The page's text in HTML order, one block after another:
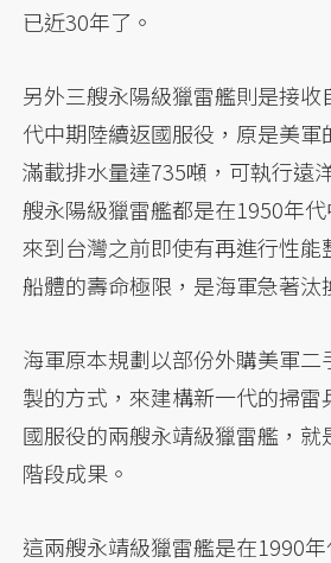
已近30年了。
另外三艘永陽級獵雷艦則是接收
代中期陸續返國服役，原是美軍
滿載排水量達735噸，可執行遠
艘永陽級獵雷艦都是在1950年代
來到台灣之前即使有再進行性能
船體的壽命極限，是海軍急著汰
海軍原本規劃以部份外購美軍二
製的方式，來建構新一代的掃雷
國服役的兩艘永靖級獵雷艦，
階段成果。
這兩艘永靖級獵雷艦是在1990